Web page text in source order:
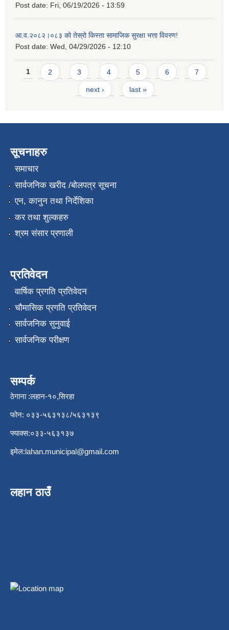
Post date: Fri, 06/19/2026 - 13:59
आ.व.२०८२।०८३ को तेस्रो किस्ता सामाजिक सुरक्षा भत्ता विवरण!
Post date: Wed, 04/29/2026 - 12:10
Pages
1 2 3 4 5 6 7
next › last »
सूचनाहरु
समाचार
सार्वजनिक खरीद /बोलपत्र सूचना
एन, कानुन तथा निर्देशिका
कर तथा शुल्कहरु
श्रम संसार प्रणाली
प्रतिवेदन
वार्षिक प्रगति प्रतिवेदन
चौमासिक प्रगति प्रतिवेदन
सार्वजनिक सुनुवाई
सार्वजनिक परीक्षण
सम्पर्क
ठेगाना :लहान-१०,सिरहा
फोन: ०३३-५६३१३८/५६३१३९
फ्याक्स:०३३-५६३१३७
इमेल:lahan.municipal@gmail.com
लहान ठाउँ